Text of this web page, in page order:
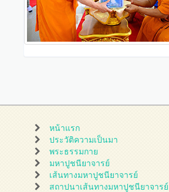
หน้าแรก
ประวัติความเป็นมา
พระธรรมกาย
มหาปูชนียาจารย์
เส้นทางมหาปูชนียาจารย์
สถาปนาเส้นทางมหาปูชนียาจารย์